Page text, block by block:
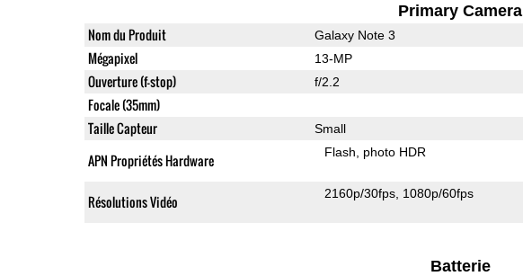
Primary Camera
Nom du Produit Galaxy Note 3
Mégapixel 13-MP
Ouverture (f-stop) f/2.2
Focale (35mm)
Taille Capteur Small
APN Propriétés Hardware Flash photo HDR
Résolutions Vidéo 2160p/30fps 1080p/60fps
Batterie